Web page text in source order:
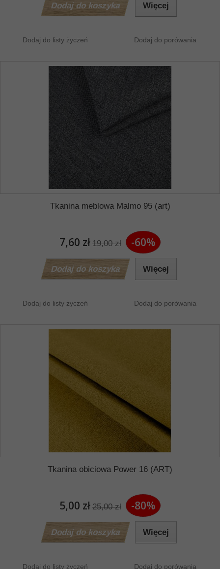
Dodaj do koszyka Więcej
Dodaj do listy życzeń Dodaj do porówania
Tkanina meblowa Malmo 95 (art)
7,60 zł 19,00 zł -60%
Dodaj do koszyka Więcej
Dodaj do listy życzeń Dodaj do porówania
Tkanina obiciowa Power 16 (ART)
5,00 zł 25,00 zł -80%
Dodaj do koszyka Więcej
Dodaj do listy życzeń Dodaj do porówania